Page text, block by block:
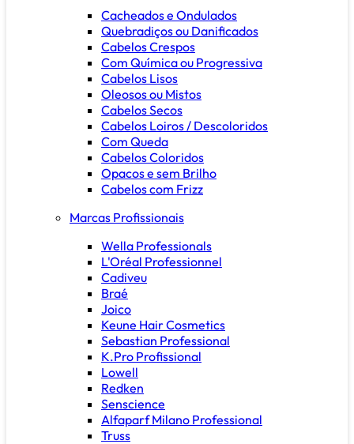
Cacheados e Ondulados
Quebradiços ou Danificados
Cabelos Crespos
Com Química ou Progressiva
Cabelos Lisos
Oleosos ou Mistos
Cabelos Secos
Cabelos Loiros / Descoloridos
Com Queda
Cabelos Coloridos
Opacos e sem Brilho
Cabelos com Frizz
Marcas Profissionais
Wella Professionals
L'Oréal Professionnel
Cadiveu
Braé
Joico
Keune Hair Cosmetics
Sebastian Professional
K.Pro Profissional
Lowell
Redken
Senscience
Alfaparf Milano Professional
Truss